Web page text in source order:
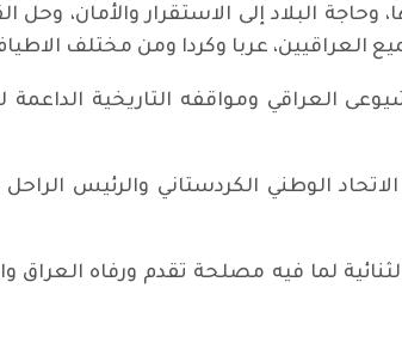
البلاد إلى الاستقرار والأمان، وحل
العراقيين، عربا وكردا ومن مختلف
العراقي ومواقفه التاريخية
الوطني الكردستاني والرئيس الراحل
لما فيه مصلحة تقدم ورفاه العراق